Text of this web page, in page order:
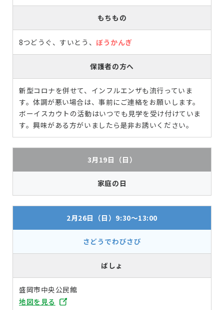
もちもの
8つどうぐ、すいとう、 ぼうかんぎ
保護者の方へ
新型コロナを併せて、インフルエンザも流行っていま
す。体調が悪い場合は、事前にご連絡をお願いします。
ボーイスカウトの活動はいつでも見学を受け付けていま
す。興味がある方がいましたら是非お誘いください。
3月19日（日）
家庭の日
2月26日（日）9:30～13:00
さどうでわびさび
ばしょ
盛岡市中央公民館
地図を見る